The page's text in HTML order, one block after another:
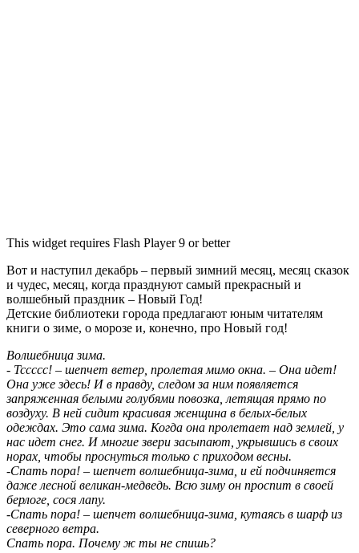
This widget requires Flash Player 9 or better
Вот и наступил декабрь – первый зимний месяц, месяц сказок
и чудес, месяц, когда празднуют самый прекрасный и
волшебный праздник – Новый Год!
Детские библиотеки города предлагают юным читателям
книги о зиме, о морозе и, конечно, про Новый год!
Волшебница зима.
- Тссссс! – шепчет ветер, пролетая мимо окна. – Она идет!
Она уже здесь! И в правду, следом за ним появляется
запряженная белыми голубями повозка, летящая прямо по
воздуху. В ней сидит красивая женщина в белых-белых
одеждах. Это сама зима. Когда она пролетает над землей, у
нас идет снег. И многие звери засыпают, укрывшись в своих
норах, чтобы проснуться только с приходом весны.
-Спать пора! – шепчет волшебница-зима, и ей подчиняется
даже лесной великан-медведь. Всю зиму он проспит в своей
берлоге, сося лапу.
-Спать пора! – шепчет волшебница-зима, кутаясь в шарф из
северного ветра.
Спать пора. Почему ж ты не спишь?